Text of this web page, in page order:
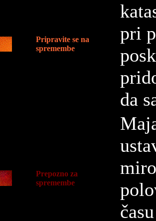
Pripravite se na
spremembe
pri
da
Prepozno za
spremembe